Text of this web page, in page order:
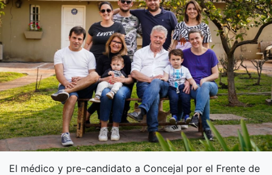
El médico y pre-candidato a Concejal por el Frente de